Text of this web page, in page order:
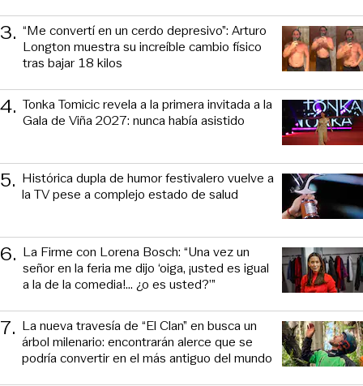
3. “Me convertí en un cerdo depresivo”: Arturo
Longton muestra su increíble cambio físico
tras bajar 18 kilos
4. Tonka Tomicic revela a la primera invitada a la
Gala de Viña 2027: nunca había asistido
5. Histórica dupla de humor festivalero vuelve a
la TV pese a complejo estado de salud
6. La Firme con Lorena Bosch: “Una vez un
señor en la feria me dijo ‘oiga, ¡usted es igual
a la de la comedia!... ¿o es usted?’”
7. La nueva travesía de “El Clan” en busca un
árbol milenario: encontrarán alerce que se
podría convertir en el más antiguo del mundo